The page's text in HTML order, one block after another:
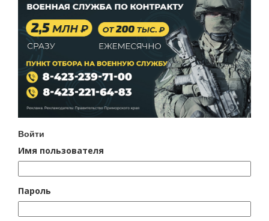
Войти
Имя пользователя
Пароль